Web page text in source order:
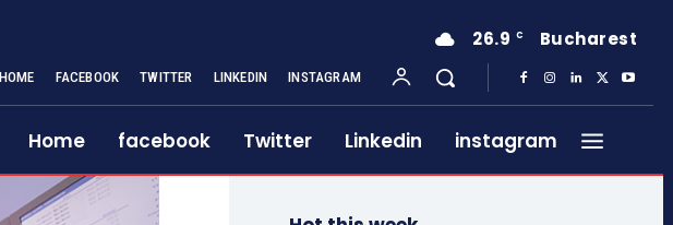
26.9 C Bucharest
HOME FACEBOOK TWITTER LINKEDIN INSTAGRAM
Home facebook Twitter Linkedin instagram